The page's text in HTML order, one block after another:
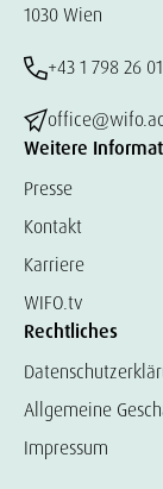
1030 Wien
+43 1 798 26
Weitere
Presse
Kontakt
Karriere
WIFO.tv
Rechtliches
Allgemeine
Impressum